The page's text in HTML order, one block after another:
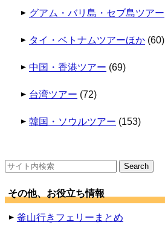
グアム・バリ島・セブ島ツアー
タイ・ベトナムツアーほか (60)
中国・香港ツアー (69)
台湾ツアー (72)
韓国・ソウルツアー (153)
検
その他、お役立ち情報
釜山行きフェリーまとめ